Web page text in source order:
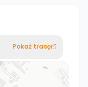
Pokaż trasę